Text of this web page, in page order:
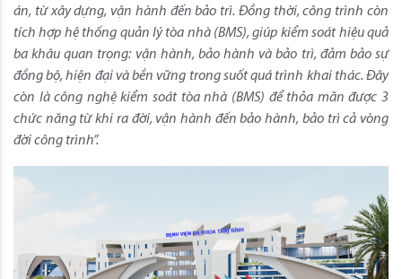
án, từ xây dựng, vận hành đến bảo trì. Đồng thời, công trình còn
tích hợp hệ thống quản lý tòa nhà (BMS), giúp kiểm soát hiệu quả
ba khâu quan trọng: vận hành, bảo hành và bảo trì, đảm bảo sự
đồng bộ, hiện đại và bền vững trong suốt quá trình khai thác. Đây
còn là công nghệ kiểm soát tòa nhà (BMS) để thỏa mãn được 3
chức năng từ khi ra đời, vận hành đến bảo hành, bảo trì cả vòng
đời công trình”.